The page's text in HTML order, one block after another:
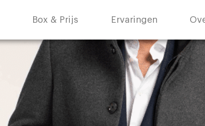
Box & Prijs Ervaringen